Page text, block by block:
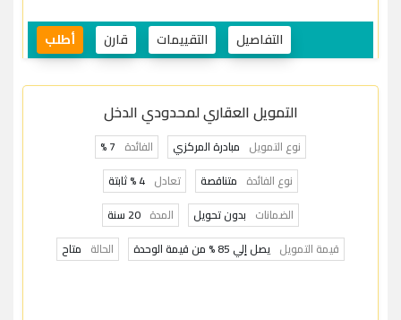
التفاصيل التقييمات قارن أطلب
التمويل العقاري لمحدودي الدخل
نوع التمويل مبادرة المركزي الفائدة 7 %
نوع الفائدة متناقصة تعادل 4 % ثابتة
الضمانات بدون تحويل المدة 20 سنة
قيمة التمويل يصل إلي 85 % من قيمة الوحدة الحالة متاح